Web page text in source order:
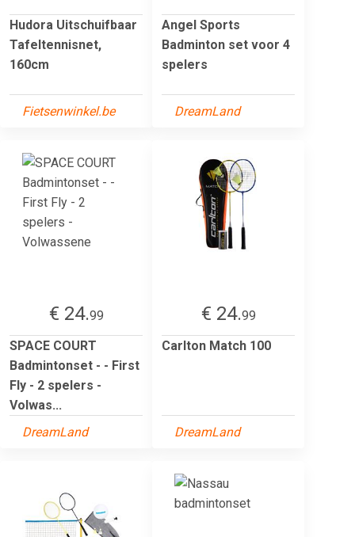
Hudora Uitschuifbaar
Tafeltennisnet,
160cm
Fietsenwinkel.be
Angel Sports
Badminton set voor 4
spelers
DreamLand
€ 24.99
SPACE COURT
Badmintonset - - First
Fly - 2 spelers -
Volwas...
DreamLand
€ 24.99
Carlton Match 100
DreamLand